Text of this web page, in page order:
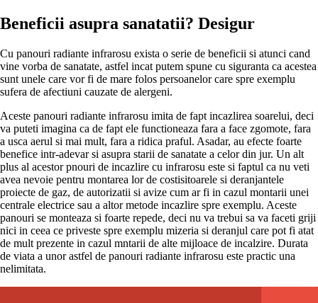
Beneficii asupra sanatatii? Desigur
Cu panouri radiante infrarosu exista o serie de beneficii si atunci cand
vine vorba de sanatate, astfel incat putem spune cu siguranta ca acestea
sunt unele care vor fi de mare folos persoanelor care spre exemplu
sufera de afectiuni cauzate de alergeni.
Aceste panouri radiante infrarosu imita de fapt incazlirea soarelui, deci
va puteti imagina ca de fapt ele functioneaza fara a face zgomote, fara
a usca aerul si mai mult, fara a ridica praful. Asadar, au efecte foarte
benefice intr-adevar si asupra starii de sanatate a celor din jur. Un alt
plus al acestor pnouri de incazlire cu infrarosu este si faptul ca nu veti
avea nevoie pentru montarea lor de costisitoarele si deranjantele
proiecte de gaz, de autorizatii si avize cum ar fi in cazul montarii unei
centrale electrice sau a altor metode incazlire spre exemplu. Aceste
panouri se monteaza si foarte repede, deci nu va trebui sa va faceti griji
nici in ceea ce priveste spre exemplu mizeria si deranjul care pot fi atat
de mult prezente in cazul mntarii de alte mijloace de incalzire. Durata
de viata a unor astfel de panouri radiante infrarosu este practic una
nelimitata.